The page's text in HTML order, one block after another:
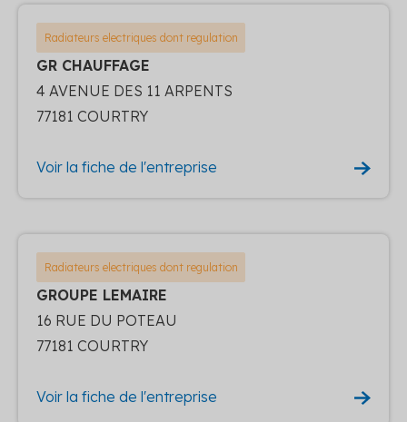
Radiateurs electriques dont regulation
GR CHAUFFAGE
4 AVENUE DES 11 ARPENTS
77181 COURTRY
Voir la fiche de l'entreprise
Radiateurs electriques dont regulation
GROUPE LEMAIRE
16 RUE DU POTEAU
77181 COURTRY
Voir la fiche de l'entreprise